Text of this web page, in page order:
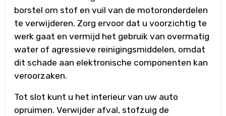
borstel om stof en vuil van de motoronderdelen
te verwijderen. Zorg ervoor dat u voorzichtig te
werk gaat en vermijd het gebruik van overmatig
water of agressieve reinigingsmiddelen, omdat
dit schade aan elektronische componenten kan
veroorzaken.
Tot slot kunt u het interieur van uw auto
opruimen. Verwijder afval, stofzuig de